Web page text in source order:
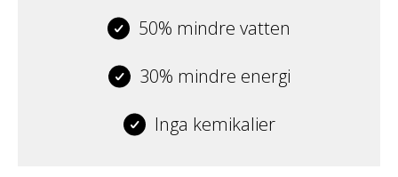
50% mindre vatten
30% mindre energi
Inga kemikalier